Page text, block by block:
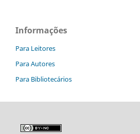
Informações
Para Leitores
Para Autores
Para Bibliotecários